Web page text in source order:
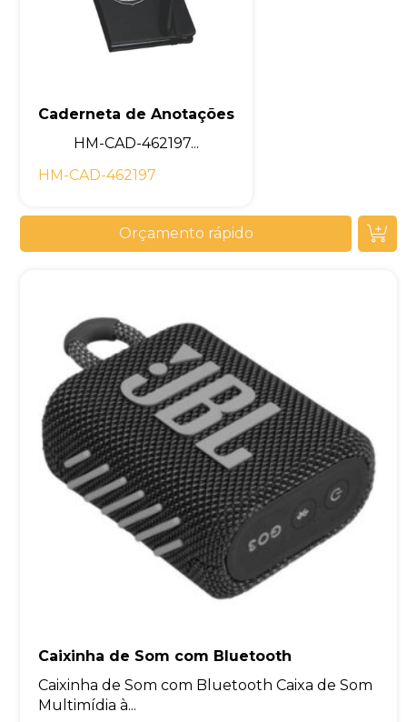
Caderneta de Anotações
HM-CAD-462197...
HM-CAD-462197
Orçamento rápido
Caixinha de Som com Bluetooth
Caixinha de Som com Bluetooth Caixa de Som
Multimídia à...